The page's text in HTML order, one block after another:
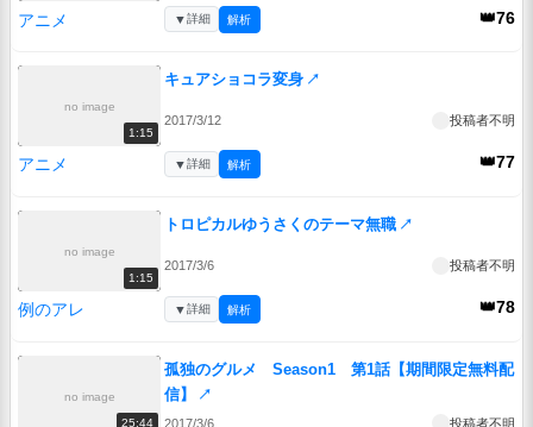
アニメ 👑76
▼詳細 解析
no image
1:15
キュアショコラ変身 ↗
2017/3/12 投稿者不明
アニメ 👑77
▼詳細 解析
no image
1:15
トロピカルゆうさくのテーマ無職 ↗
2017/3/6 投稿者不明
例のアレ 👑78
▼詳細 解析
no image
25:44
孤独のグルメ Season1 第1話【期間限定無料配
信】
↗
2017/3/6 投稿者不明